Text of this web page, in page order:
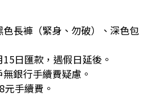
長褲（緊身、勿破）、深色包
日匯款，遇假日延後。
銀行手續費疑慮。
手續費。